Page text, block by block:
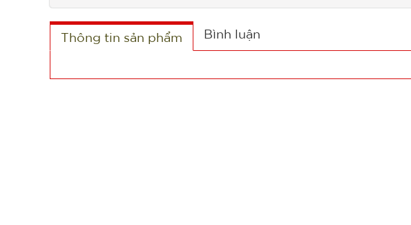
Thông tin sản phẩm Bình luận